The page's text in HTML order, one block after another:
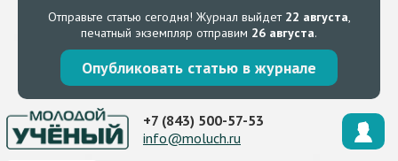
Отправьте статью сегодня! Журнал выйдет 22 августа,
печатный экземпляр отправим 26 августа.
Опубликовать статью в журнале
+7 (843) 500-57-53
info@moluch.ru